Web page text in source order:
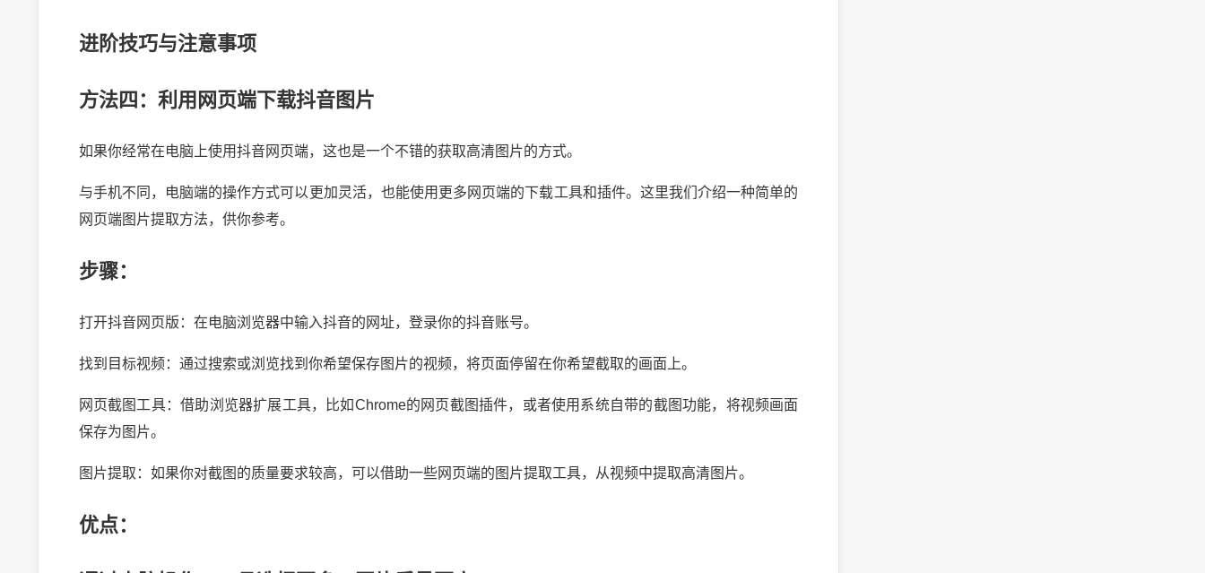
进阶技巧与注意事项
方法四：利用网页端下载抖音图片
如果你经常在电脑上使用抖音网页端，这也是一个不错的获取高清图片的方式。
与手机不同，电脑端的操作方式可以更加灵活，也能使用更多网页端的下载工具和插件。这里我们介绍一种简单的
网页端图片提取方法，供你参考。
步骤：
打开抖音网页版：在电脑浏览器中输入抖音的网址，登录你的抖音账号。
找到目标视频：通过搜索或浏览找到你希望保存图片的视频，将页面停留在你希望截取的画面上。
网页截图工具：借助浏览器扩展工具，比如Chrome的网页截图插件，或者使用系统自带的截图功能，将视频画面
保存为图片。
图片提取：如果你对截图的质量要求较高，可以借助一些网页端的图片提取工具，从视频中提取高清图片。
优点：